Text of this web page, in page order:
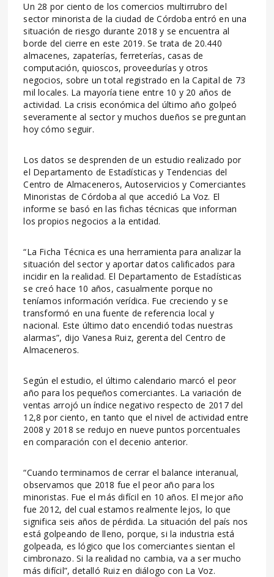
Un 28 por ciento de los comercios multirrubro del
sector minorista de la ciudad de Córdoba entró en una
situación de riesgo durante 2018 y se encuentra al
borde del cierre en este 2019. Se trata de 20.440
almacenes, zapaterías, ferreterías, casas de
computación, quioscos, proveedurías y otros
negocios, sobre un total registrado en la Capital de 73
mil locales. La mayoría tiene entre 10 y 20 años de
actividad. La crisis económica del último año golpeó
severamente al sector y muchos dueños se preguntan
hoy cómo seguir.
Los datos se desprenden de un estudio realizado por
el Departamento de Estadísticas y Tendencias del
Centro de Almaceneros, Autoservicios y Comerciantes
Minoristas de Córdoba al que accedió La Voz. El
informe se basó en las fichas técnicas que informan
los propios negocios a la entidad.
“La Ficha Técnica es una herramienta para analizar la
situación del sector y aportar datos calificados para
incidir en la realidad. El Departamento de Estadísticas
se creó hace 10 años, casualmente porque no
teníamos información verídica. Fue creciendo y se
transformó en una fuente de referencia local y
nacional. Este último dato encendió todas nuestras
alarmas”, dijo Vanesa Ruiz, gerenta del Centro de
Almaceneros.
Según el estudio, el último calendario marcó el peor
año para los pequeños comerciantes. La variación de
ventas arrojó un índice negativo respecto de 2017 del
12,8 por ciento, en tanto que el nivel de actividad entre
2008 y 2018 se redujo en nueve puntos porcentuales
en comparación con el decenio anterior.
“Cuando terminamos de cerrar el balance interanual,
observamos que 2018 fue el peor año para los
minoristas. Fue el más difícil en 10 años. El mejor año
fue 2012, del cual estamos realmente lejos, lo que
significa seis años de pérdida. La situación del país nos
está golpeando de lleno, porque, si la industria está
golpeada, es lógico que los comerciantes sientan el
cimbronazo. Si la realidad no cambia, va a ser mucho
más difícil”, detalló Ruiz en diálogo con La Voz.